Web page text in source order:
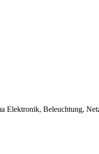
Elektronik, Beleuchtung,